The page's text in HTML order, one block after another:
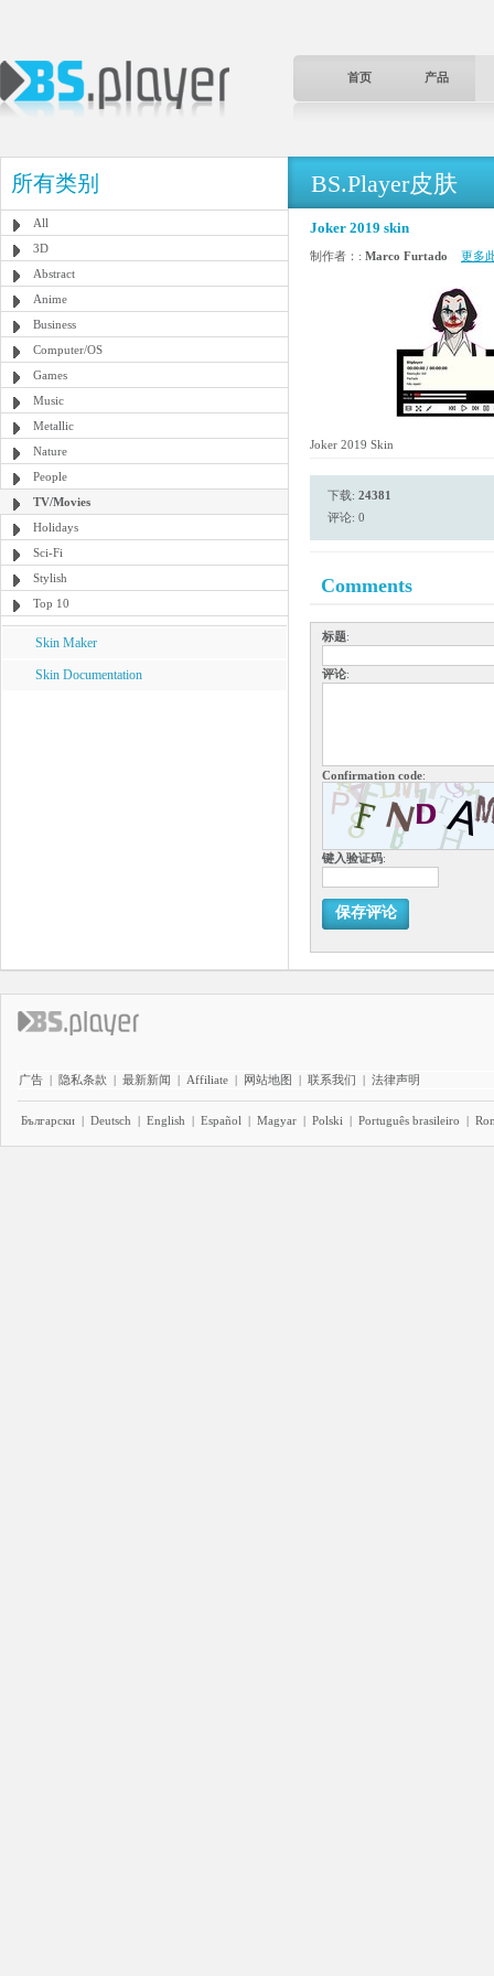
首页 产品
所有类别
All
3D
Abstract
Anime
Business
Computer/OS
Games
Music
Metallic
Nature
People
TV/Movies
Holidays
Sci-Fi
Stylish
Top 10
Skin Maker
Skin Documentation
BS.Player皮肤
Joker 2019 skin
制作者：: Marco Furtado 更多
Joker 2019 Skin
下载: 24381
评论: 0
Comments
标题:
评论:
Confirmation code:
键入验证码:
保存评论
广告 | 隐私条款 | 最新新闻 | Affiliate | 网站地图 | 联系我们 | 法律声明
Български | Deutsch | English | Español | Magyar | Polski | Português brasileiro |